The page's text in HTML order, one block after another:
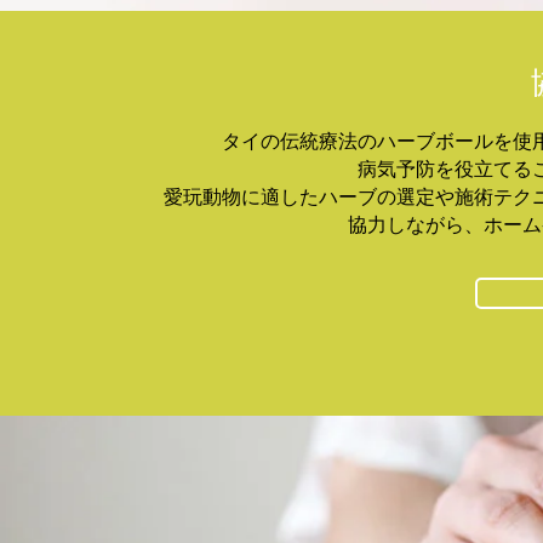
タイの伝統療法のハーブボールを
病気予防を役立てる
愛玩動物に適したハーブの選定や施術テ
協力しながら、ホー